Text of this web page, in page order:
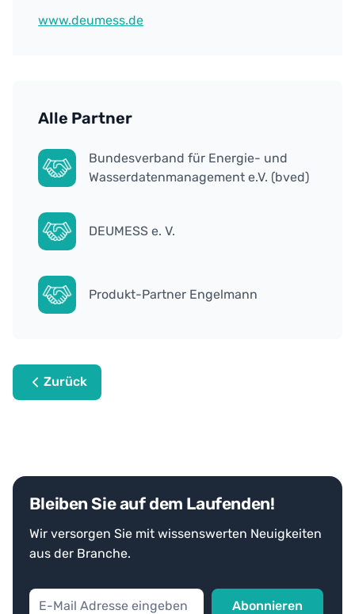
www.deumess.de
Alle Partner
Bundesverband für Energie- und
Wasserdatenmanagement e.V. (bved)
DEUMESS e. V.
Produkt-Partner Engelmann
Zurück
Bleiben Sie auf dem Laufenden!
Wir versorgen Sie mit wissenswerten Neuigkeiten
aus der Branche.
Abonnieren